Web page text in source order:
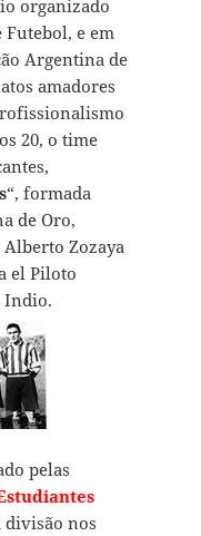
organizado
Futebol, e em
Argentina de
amadores
20, o time
“, formada
de Oro,
Zozaya
el Piloto
Indio.
pelas
divisão nos